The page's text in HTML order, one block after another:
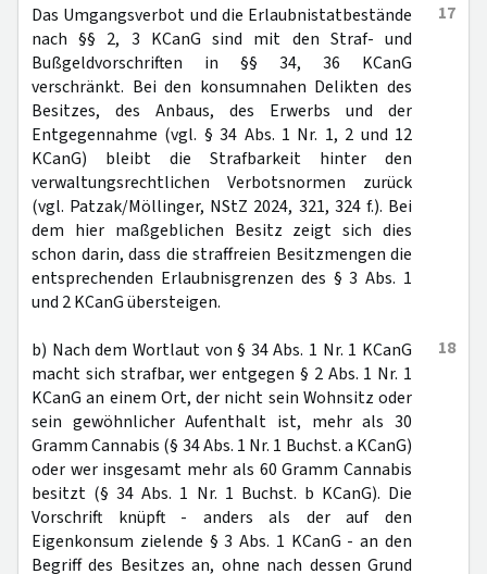
17
Das Umgangsverbot und die Erlaubnistatbestände
nach §§ 2, 3 KCanG sind mit den Straf- und
Bußgeldvorschriften in §§ 34, 36 KCanG
verschränkt. Bei den konsumnahen Delikten des
Besitzes, des Anbaus, des Erwerbs und der
Entgegennahme (vgl. § 34 Abs. 1 Nr. 1, 2 und 12
KCanG) bleibt die Strafbarkeit hinter den
verwaltungsrechtlichen Verbotsnormen zurück
(vgl. Patzak/Möllinger, NStZ 2024, 321, 324 f.). Bei
dem hier maßgeblichen Besitz zeigt sich dies
schon darin, dass die straffreien Besitzmengen die
entsprechenden Erlaubnisgrenzen des § 3 Abs. 1
und 2 KCanG übersteigen.
18
b) Nach dem Wortlaut von § 34 Abs. 1 Nr. 1 KCanG
macht sich strafbar, wer entgegen § 2 Abs. 1 Nr. 1
KCanG an einem Ort, der nicht sein Wohnsitz oder
sein gewöhnlicher Aufenthalt ist, mehr als 30
Gramm Cannabis (§ 34 Abs. 1 Nr. 1 Buchst. a KCanG)
oder wer insgesamt mehr als 60 Gramm Cannabis
besitzt (§ 34 Abs. 1 Nr. 1 Buchst. b KCanG). Die
Vorschrift knüpft - anders als der auf den
Eigenkonsum zielende § 3 Abs. 1 KCanG - an den
Begriff des Besitzes an, ohne nach dessen Grund